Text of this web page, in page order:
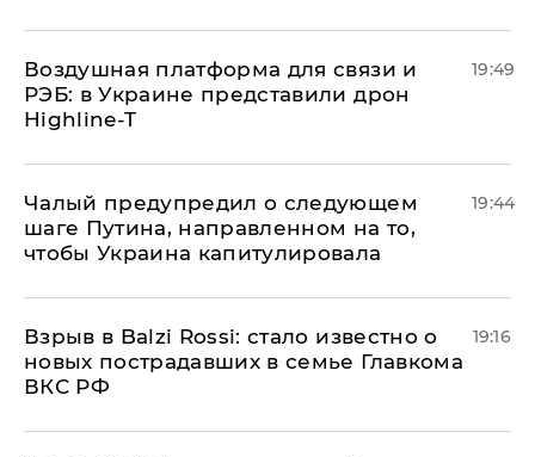
Воздушная платформа для связи и
РЭБ: в Украине представили дрон
Highline-T
19:49
Чалый предупредил о следующем
шаге Путина, направленном на то,
чтобы Украина капитулировала
19:44
Взрыв в Balzi Rossi: стало известно о
новых пострадавших в семье Главкома
ВКС РФ
19:16